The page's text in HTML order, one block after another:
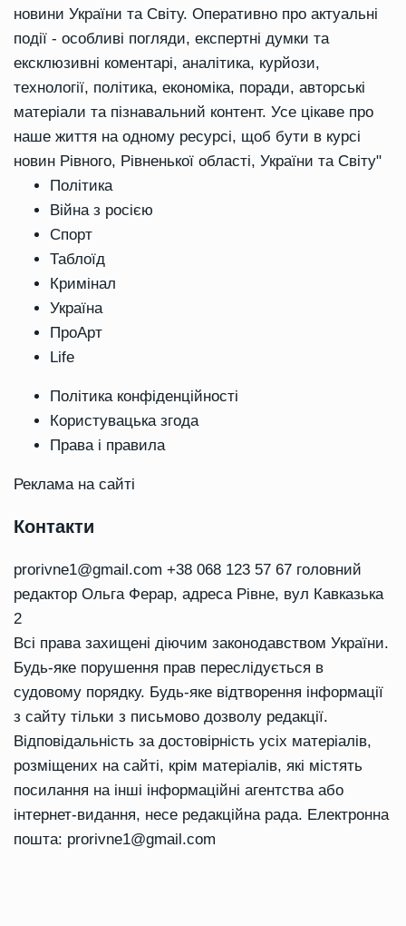
новини України та Світу. Оперативно про актуальні
події - особливі погляди, експертні думки та
ексклюзивні коментарі, аналітика, курйози,
технології, політика, економіка, поради, авторські
матеріали та пізнавальний контент. Усе цікаве про
наше життя на одному ресурсі, щоб бути в курсі
новин Рівного, Рівненької області, України та Світу"
Політика
Війна з росією
Спорт
Таблоїд
Кримінал
Україна
ПроАрт
Life
Політика конфіденційності
Користувацька згода
Права і правила
Реклама на сайті
Контакти
prorivne1@gmail.com +38 068 123 57 67 головний
редактор Ольга Ферар, адреса Рівне, вул Кавказька
2
Всі права захищені діючим законодавством України.
Будь-яке порушення прав переслідується в
судовому порядку. Будь-яке відтворення інформації
з сайту тільки з письмово дозволу редакції.
Відповідальність за достовірність усіх матеріалів,
розміщених на сайті, крім матеріалів, які містять
посилання на інші інформаційні агентства або
інтернет-видання, несе редакційна рада. Електронна
пошта: prorivne1@gmail.com